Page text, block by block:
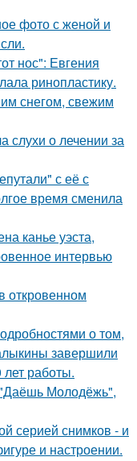
фото с женой и
нос": Евгения
ринопластику.
снегом, свежим
слухи о лечении за
с её с
время сменила
канье уэста,
интервью
откровенном
о том,
завершили
лет работы.
Молодёжь",
серией снимков - и
и настроении.